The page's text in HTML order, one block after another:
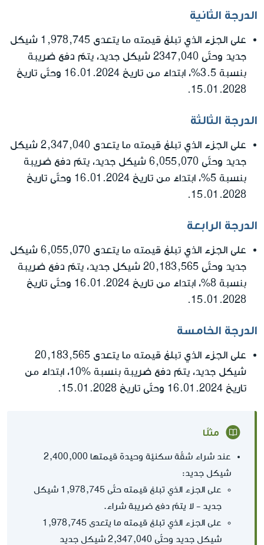
الدرجة الثانية
على الجزء الذي تبلغ قيمته ما يتعدى 1,978,745 شيكل
جديد وحتّى 2347,040 شيكل جديد، يتمّ دفع ضريبة
بنسبة 3.5%، ابتداءً من تاريخ 16.01.2024 وحتّى تاريخ
15.01.2028.
الدرجة الثالثة
على الجزء الذي تبلغ قيمته ما يتعدى 2,347,040 شيكل
جديد وحتّى 6,055,070 شيكل جديد، يتمّ دفع ضريبة
بنسبة 5%، ابتداءً من تاريخ 16.01.2024 وحتّى تاريخ
15.01.2028.
الدرجة الرابعة
على الجزء الذي تبلغ قيمته ما يتعدى 6,055,070 شيكل
جديد وحتّى 20,183,565 شيكل جديد، يتمّ دفع ضريبة
بنسبة 8%، ابتداءً من تاريخ 16.01.2024 وحتّى تاريخ
15.01.2028.
الدرجة الخامسة
على الجزء الذي تبلغ قيمته ما يتعدى 20,183,565
شيكل جديد، يتمّ دفع ضريبة بنسبة %10، ابتداءً من
تاريخ 16.01.2024 وحتّى تاريخ 15.01.2028.
مثلًا
عند شراء شقّة سكنيّة وحيدة قيمتها 2,400,000
شيكل جديد:
على الجزء الذي تبلغ قيمته حتّى 1,978,745 شيكل
جديد - لا يتمّ دفع ضريبة شراء.
على الجزء الذي تبلغ قيمته ما يتعدى 1,978,745
شيكل جديد وحتّى 2,347,040 شيكل جديد